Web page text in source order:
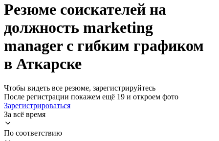
Резюме соискателей на
должность marketing
manager с гибким графиком
в Аткарске
Чтобы видеть все резюме, зарегистрируйтесь
После регистрации покажем ещё 19 и откроем фото
Зарегистрироваться
За всё время
По соответствию